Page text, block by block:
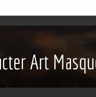
Art